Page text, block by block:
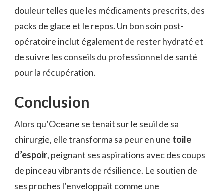
douleur telles que les médicaments prescrits, des
packs de glace et le repos. Un bon soin post-
opératoire inclut également de rester hydraté et
de suivre les conseils du professionnel de santé
pour la récupération.
Conclusion
Alors qu’Oceane se tenait sur le seuil de sa
chirurgie, elle transforma sa peur en une toile
d’espoir, peignant ses aspirations avec des coups
de pinceau vibrants de résilience. Le soutien de
ses proches l’enveloppait comme une